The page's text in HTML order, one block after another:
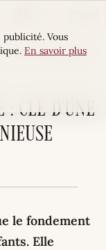
d’une Éducation
Clé d’une
le fondement
Elle
Vous
En savoir plus